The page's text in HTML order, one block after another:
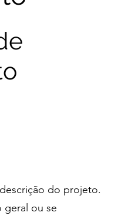
do projeto.
geral ou se